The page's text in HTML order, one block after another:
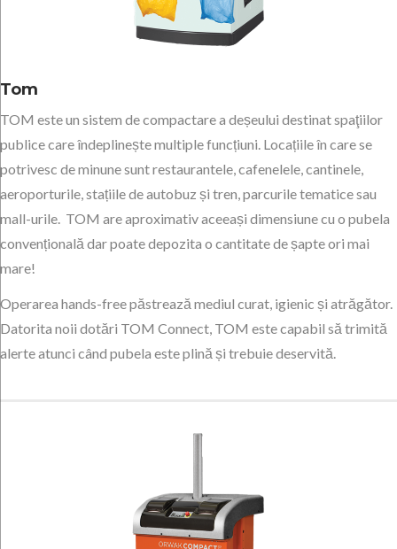
Tom
TOM este un sistem de compactare a deșeului destinat spaţiilor
publice care îndeplinește multiple funcțiuni. Locațiile în care se
potrivesc de minune sunt restaurantele, cafenelele, cantinele,
aeroporturile, stațiile de autobuz și tren, parcurile tematice sau
mall-urile. TOM are aproximativ aceeași dimensiune cu o pubela
convențională dar poate depozita o cantitate de șapte ori mai
mare!
Operarea hands-free păstrează mediul curat, igienic și atrăgător.
Datorita noii dotări TOM Connect, TOM este capabil să trimită
alerte atunci când pubela este plină și trebuie deservită.